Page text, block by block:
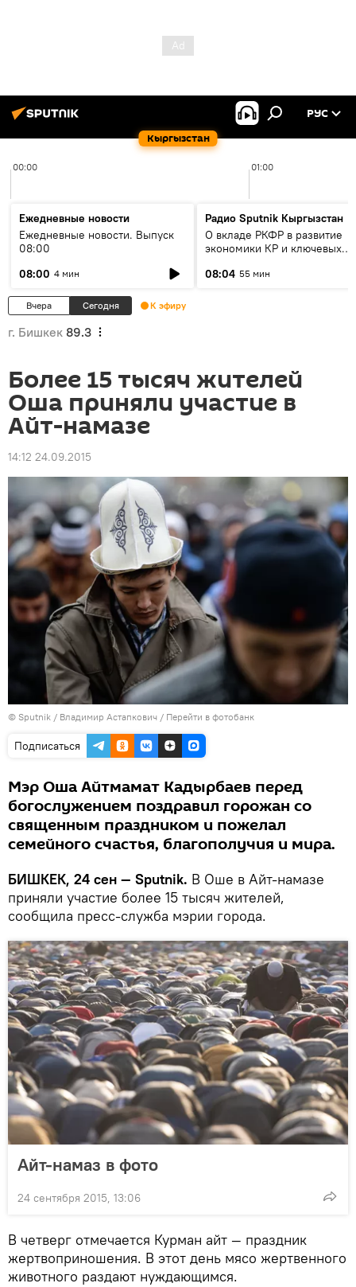
Кыргызстан
РУС
00:00 01:00
Ежедневные новости
Ежедневные новости. Выпуск
08:00
08:00 4 мин
Радио Sputnik Кыргызстан
О вкладе РКФР в развитие
экономики КР и ключевых
08:04 55 мин
Вчера Сегодня К эфиру
г. Бишкек 89.3
Более 15 тысяч жителей
Оша приняли участие в
Айт-намазе
14:12 24.09.2015
© Sputnik / Владимир Астапкович / Перейти в фотобанк
Подписаться
Мэр Оша Айтмамат Кадырбаев перед
богослужением поздравил горожан со
священным праздником и пожелал
семейного счастья, благополучия и мира.
БИШКЕК, 24 сен — Sputnik. В Оше в Айт-намазе
приняли участие более 15 тысяч жителей,
сообщила пресс-служба мэрии города.
Айт-намаз в фото
24 сентября 2015, 13:06
В четверг отмечается Курман айт — праздник
жертвоприношения. В этот день мясо жертвенного
животного раздают нуждающимся.